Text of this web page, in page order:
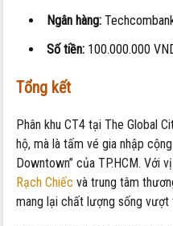
Ngân hàng:
Số tiền: 100.000.000
Tổng kết
Phân khu CT4 tại The Global
hộ, mà là tấm vé gia nhập
Downtown” của TP.HCM. Với
Rạch Chiếc và trung tâm
mang lại chất lượng sống